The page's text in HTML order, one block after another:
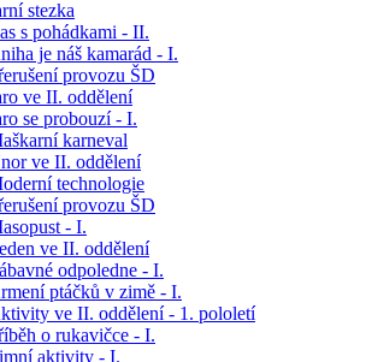
stezka
s pohádkami - II.
je náš kamarád - I.
provozu ŠD
ve II. oddělení
se probouzí - I.
karneval
ve II. oddělení
technologie
provozu ŠD
- I.
ve II. oddělení
odpoledne - I.
ptáčků v zimě - I.
ve II. oddělení - 1. pololetí
o rukavičce - I.
aktivity - I.